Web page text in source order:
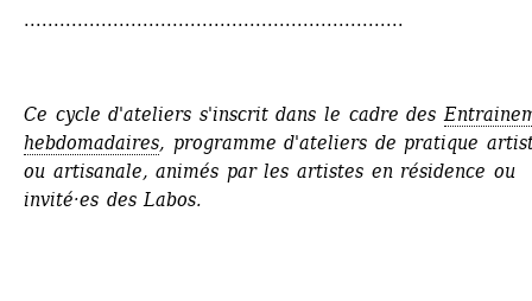
................................................................
Ce cycle d'ateliers s'inscrit dans le cadre des
hebdomadaires, programme d'ateliers de pratique
ou artisanale, animés par les artistes en résidence ou
invité·es des Labos.